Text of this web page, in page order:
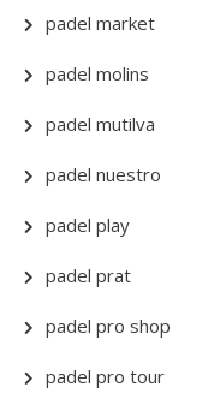
padel market
padel molins
padel mutilva
padel nuestro
padel play
padel prat
padel pro shop
padel pro tour